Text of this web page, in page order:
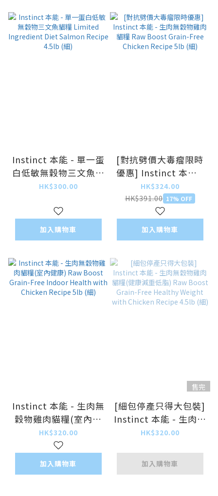
Instinct 本能 - 單一蛋
白低敏無穀物三文魚貓
糧 Limited
Salmon Recipe 4.5lb
(細)
HK$300.00
加入購物車
[對抗劈價大毒瘤限時
優惠] Instinct 本能 -
生肉無穀物雞肉貓糧
Raw Boost Grain-
Free Chicken Recipe
5lb (細)
HK$324.00
HK$391.00 17% OFF
加入購物車
Instinct 本能 - 生肉無
穀物雞肉貓糧(室內健
康) Raw Boost
Grain-Free Indoor
Health with Chicken
Recipe 5lb (細)
HK$320.00
加入購物車
售完
[細包停產只得大包裝]
Instinct 本能 - 生肉無
穀物雞肉貓糧(健康減
Grain-Free Healthy
Weight with Chicken
HK$320.00
加入購物車